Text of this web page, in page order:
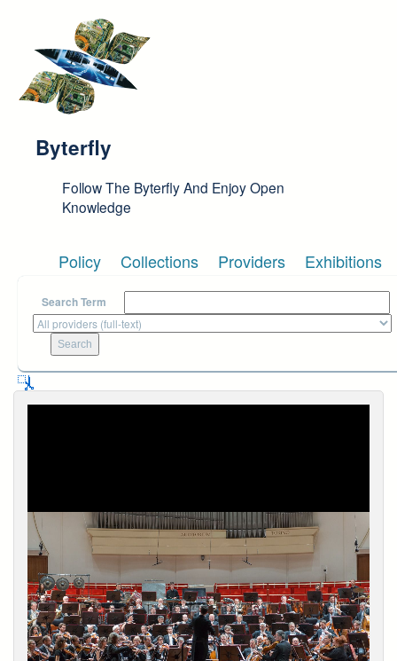
Byterfly
Follow The Byterfly And Enjoy Open
Knowledge
Policy Collections Providers Exhibitions
Search Term